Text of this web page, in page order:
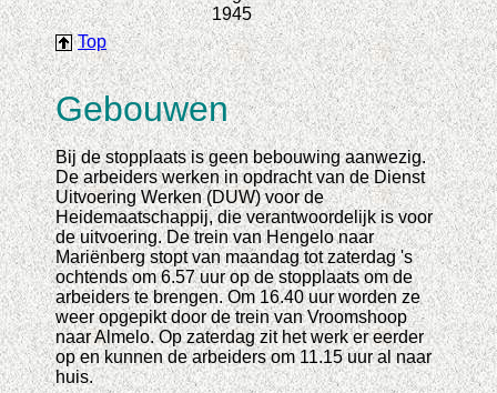
1945
Top
Gebouwen
Bij de stopplaats is geen bebouwing aanwezig.
De arbeiders werken in opdracht van de Dienst
Uitvoering Werken (DUW) voor de
Heidemaatschappij, die verantwoordelijk is voor
de uitvoering. De trein van Hengelo naar
Mariënberg stopt van maandag tot zaterdag 's
ochtends om 6.57 uur op de stopplaats om de
arbeiders te brengen. Om 16.40 uur worden ze
weer opgepikt door de trein van Vroomshoop
naar Almelo. Op zaterdag zit het werk er eerder
op en kunnen de arbeiders om 11.15 uur al naar
huis.